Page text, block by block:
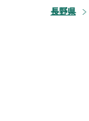
長野県